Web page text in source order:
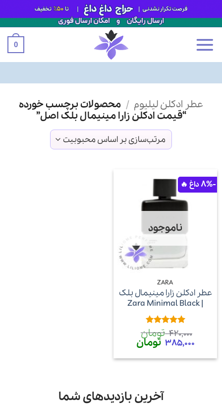
0
عطر ادکلن لیلیوم / محصولات برچسب خورده
“قیمت ادکلن زارا مینیمال بلک اصل”
-8%
ناموجود
ZARA
عطر ادکلن زارا مینیمال بلک
| Zara Minimal Black
امتیاز5از
5
420,000 تومان
قیمت
اصلی
420,000 تومان
385,000 تومان
آخرین بازدیدهای شما